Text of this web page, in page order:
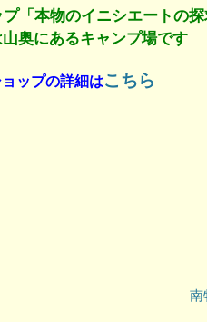
「本物のイニシエートの
奥にあるキャンプ場です
ップの詳細はこちら
南